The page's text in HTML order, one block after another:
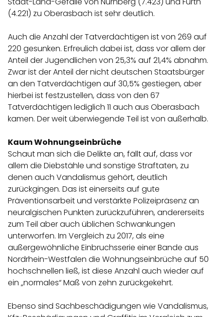
(4.221) zu Oberasbach ist sehr deutlich.
Auch die Anzahl der Tatverdächtigen ist von 269 auf
220 gesunken. Erfreulich dabei ist, dass vor allem der
Anteil der Jugendlichen von 25,3% auf 21,4% abnahm.
Zwar ist der Anteil der nicht deutschen Staatsbürger
an den Tatverdächtigen auf 30,5% gestiegen, aber
hierbei ist festzustellen, dass von den 67
Tatverdächtigen lediglich 11 auch aus Oberasbach
kamen. Der weit überwiegende Teil ist von außerhalb.
Kaum Wohnungseinbrüche
Schaut man sich die Delikte an, fällt auf, dass vor
allem die Diebstähle und sonstige Straftaten, zu
denen auch Vandalismus gehört, deutlich
zurückgingen. Das ist einerseits auf gute
Präventionsarbeit und verstärkte Polizeipräsenz an
neuralgischen Punkten zurückzuführen, andererseits
zum Teil aber auch üblichen Schwankungen
unterworfen. Im Vergleich zu 2017, als eine
außergewöhnliche Einbruchsserie einer Bande aus
Nordrhein-Westfalen die Wohnungseinbrüche auf 50
hochschnellen ließ, ist diese Anzahl auch wieder auf
ein „normales“ Maß von zehn zurückgekehrt.
Ebenso sind Sachbeschädigungen wie Vandalismus,